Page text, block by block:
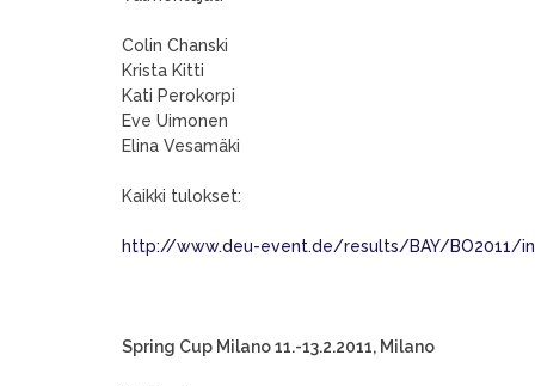
Colin Chanski
Krista Kitti
Kati Perokorpi
Eve Uimonen
Elina Vesamäki
Kaikki tulokset:
http://www.deu-event.de/results/BAY/BO2011/
Spring Cup Milano 11.-13.2.2011, Milano